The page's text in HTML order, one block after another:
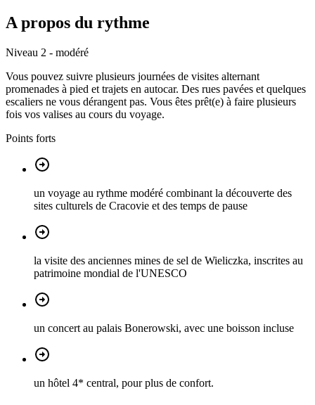
A propos du rythme
Niveau 2 - modéré
Vous pouvez suivre plusieurs journées de visites alternant
promenades à pied et trajets en autocar. Des rues pavées et quelques
escaliers ne vous dérangent pas. Vous êtes prêt(e) à faire plusieurs
fois vos valises au cours du voyage.
Points forts
un voyage au rythme modéré combinant la découverte des
sites culturels de Cracovie et des temps de pause
la visite des anciennes mines de sel de Wieliczka, inscrites au
patrimoine mondial de l'UNESCO
un concert au palais Bonerowski, avec une boisson incluse
un hôtel 4* central, pour plus de confort.